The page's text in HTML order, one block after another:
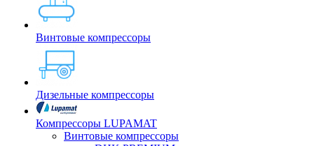
Винтовые компрессоры
Дизельные компрессоры
Компрессоры LUPAMAT
Винтовые компрессоры